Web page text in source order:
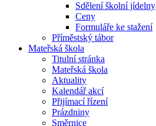
Sdělení školní jídelny
Ceny
Formuláře ke stažení
Příměstský tábor
Mateřská škola
Titulní stránka
Mateřská škola
Aktuality
Kalendář akcí
Přijímací řízení
Prázdniny
Směrnice